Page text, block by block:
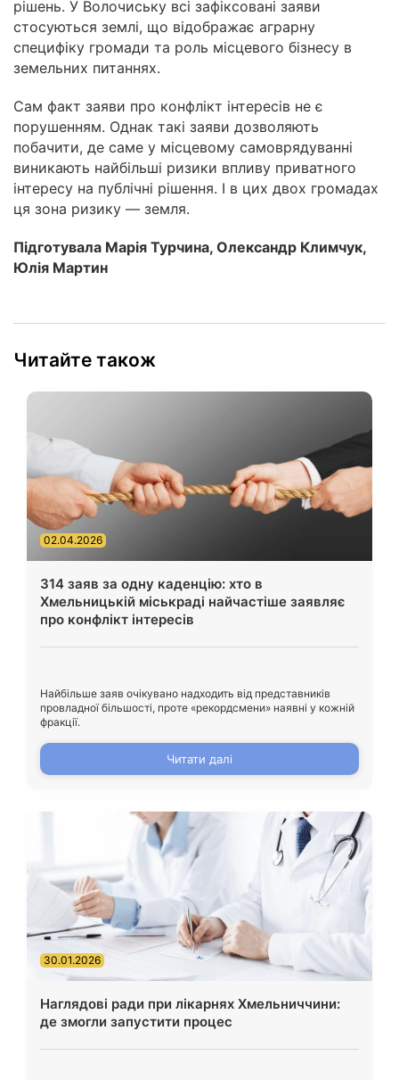
рішень. У Волочиську всі зафіксовані заяви
стосуються землі, що відображає аграрну
специфіку громади та роль місцевого бізнесу в
земельних питаннях.
Сам факт заяви про конфлікт інтересів не є
порушенням. Однак такі заяви дозволяють
побачити, де саме у місцевому самоврядуванні
виникають найбільші ризики впливу приватного
інтересу на публічні рішення. І в цих двох громадах
ця зона ризику — земля.
Підготувала Марія Турчина, Олександр Климчук,
Юлія Мартин
Читайте також
02.04.2026
314 заяв за одну каденцію: хто в
Хмельницькій міськраді найчастіше заявляє
про конфлікт інтересів
Найбільше заяв очікувано надходить від представників
провладної більшості, проте «рекордсмени» наявні у кожній
фракції.
Читати далі
30.01.2026
Наглядові ради при лікарнях Хмельниччини:
де змогли запустити процес